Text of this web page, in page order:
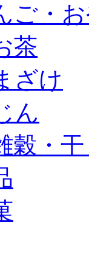
ご・
茶
ざけ
ん
穀・